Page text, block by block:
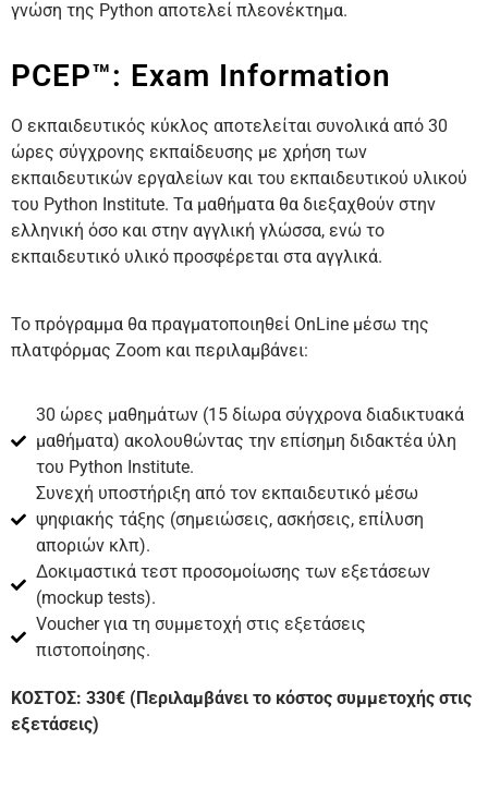
γνώση της Python αποτελεί πλεονέκτημα.
PCEP™: Exam Information
Ο εκπαιδευτικός κύκλος αποτελείται συνολικά από 30
ώρες σύγχρονης εκπαίδευσης με χρήση των
εκπαιδευτικών εργαλείων και του εκπαιδευτικού υλικού
του Python Institute. Τα μαθήματα θα διεξαχθούν στην
ελληνική όσο και στην αγγλική γλώσσα, ενώ το
εκπαιδευτικό υλικό προσφέρεται στα αγγλικά.
Το πρόγραμμα θα πραγματοποιηθεί OnLine μέσω της
πλατφόρμας Zoom και περιλαμβάνει:
30 ώρες μαθημάτων (15 δίωρα σύγχρονα διαδικτυακά
μαθήματα) ακολουθώντας την επίσημη διδακτέα ύλη
του Python Institute.
Συνεχή υποστήριξη από τον εκπαιδευτικό μέσω
ψηφιακής τάξης (σημειώσεις, ασκήσεις, επίλυση
αποριών κλπ).
Δοκιμαστικά τεστ προσομοίωσης των εξετάσεων
(mockup tests).
Voucher για τη συμμετοχή στις εξετάσεις
πιστοποίησης.
ΚΟΣΤΟΣ: 330€ (Περιλαμβάνει το κόστος συμμετοχής στις
εξετάσεις)